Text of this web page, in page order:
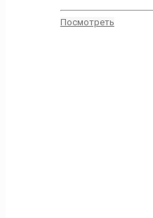
Посмотреть